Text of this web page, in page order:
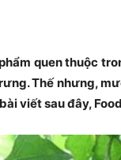
quen thuộc
Thế nhưng,
viết sau đây,